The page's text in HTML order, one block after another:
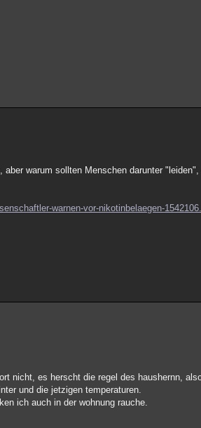
warum sollten Menschen darunter
warnen-vor-nikotinbelaegen-
nicht, es herscht die regel des haushernn,
und die jetzigen temperaturen.
ich auch in der wohnung rauche.